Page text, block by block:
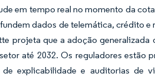
em tempo real no momento da
dados de telemática, crédito
projeta que a adoção
até 2032. Os reguladores
explicabilidade e auditorias de